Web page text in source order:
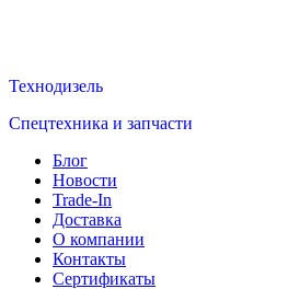
Технодизель
Спецтехника и запчасти
Блог
Новости
Trade-In
Доставка
О компании
Контакты
Сертификаты